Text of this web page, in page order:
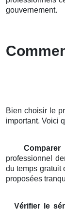
gouvernement.
Bien choisir le
important. Voici
professionnel
du temps gratuit
proposées
Vérifier le